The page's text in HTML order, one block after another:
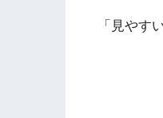
「見やす